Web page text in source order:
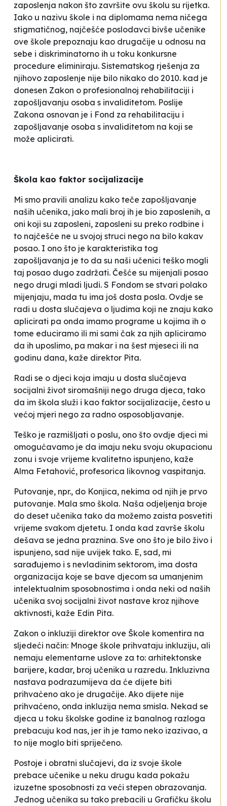
zaposlenja nakon što završite ovu školu su rijetka.
Iako u nazivu škole i na diplomama nema ničega
stigmatičnog, najčešće poslodavci bivše učenike
ove škole prepoznaju kao drugačije u odnosu na
sebe i diskriminatorno ih u toku konkursne
procedure eliminiraju. Sistematskog rješenja za
njihovo zaposlenje nije bilo nikako do 2010. kad je
donesen Zakon o profesionalnoj rehabilitaciji i
zapošljavanju osoba s invaliditetom. Poslije
Zakona osnovan je i Fond za rehabilitaciju i
zapošljavanje osoba s invaliditetom na koji se
može aplicirati.
Škola kao faktor socijalizacije
Mi smo pravili analizu kako teče zapošljavanje
naših učenika, jako mali broj ih je bio zaposlenih, a
oni koji su zaposleni, zaposleni su preko rodbine i
to najčešće ne u svojoj struci nego na bilo kakav
posao. I ono što je karakteristika tog
zapošljavanja je to da su naši učenici teško mogli
taj posao dugo zadržati. Češće su mijenjali posao
nego drugi mladi ljudi. S Fondom se stvari polako
mijenjaju, mada tu ima još dosta posla. Ovdje se
radi u dosta slučajeva o ljudima koji ne znaju kako
aplicirati pa onda imamo programe u kojima ih o
tome educiramo ili mi sami čak za njih apliciramo
da ih uposlimo, pa makar i na šest mjeseci ili na
godinu dana, kaže direktor Pita.
Radi se o djeci koja imaju u dosta slučajeva
socijalni život siromašniji nego druga djeca, tako
da im škola služi i kao faktor socijalizacije, često u
većoj mjeri nego za radno osposobljavanje.
Teško je razmišljati o poslu, ono što ovdje djeci mi
omogućavamo je da imaju neku svoju okupacionu
zonu i svoje vrijeme kvalitetno ispunjeno, kaže
Alma Fetahović, profesorica likovnog vaspitanja.
Putovanje, npr., do Konjica, nekima od njih je prvo
putovanje. Mala smo škola. Naša odjeljenja broje
do deset učenika tako da možemo zaista posvetiti
vrijeme svakom djetetu. I onda kad završe školu
dešava se jedna praznina. Sve ono što je bilo živo i
ispunjeno, sad nije uvijek tako. E, sad, mi
sarađujemo i s nevladinim sektorom, ima dosta
organizacija koje se bave djecom sa umanjenim
intelektualnim sposobnostima i onda neki od naših
učenika svoj socijalni život nastave kroz njihove
aktivnosti, kaže Edin Pita.
Zakon o inkluziji direktor ove Škole komentira na
sljedeći način: Mnoge škole prihvataju inkluziju, ali
nemaju elementarne uslove za to: arhitektonske
barijere, kadar, broj učenika u razredu. Inkluzivna
nastava podrazumijeva da će dijete biti
prihvaćeno ako je drugačije. Ako dijete nije
prihvaćeno, onda inkluzija nema smisla. Nekad se
djeca u toku školske godine iz banalnog razloga
prebacuju kod nas, jer ih je tamo neko izazivao, a
to nije moglo biti spriječeno.
Postoje i obratni slučajevi, da iz svoje škole
prebace učenike u neku drugu kada pokažu
izuzetne sposobnosti za veći stepen obrazovanja.
Jednog učenika su tako prebacili u Grafičku školu